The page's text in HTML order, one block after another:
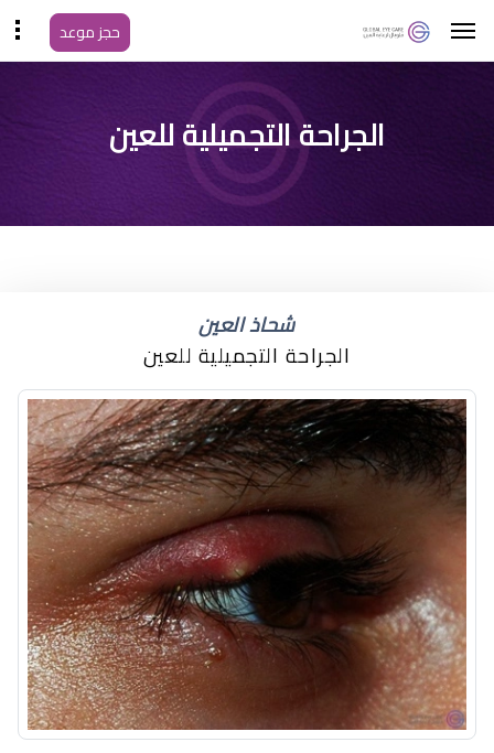
حجز موعد
الجراحة التجميلية للعين
شحاذ العين
الجراحة التجميلية للعين